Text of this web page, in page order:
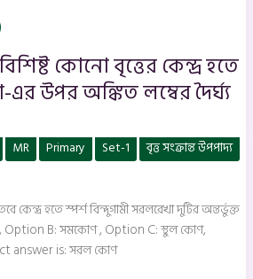
কোনো বৃত্তের কেন্দ্র হতে
এর উপর অঙ্কিত লম্বের দৈর্ঘ্য
MR Primary Set-1
বৃত্ত সংক্রান্ত উপপাদ্য
কেন্দ্র হতে স্পর্শ বিন্দুগামী সরলরেখা দুটির অন্তর্ভুক্ত
B: সমকোণ , Option C: স্থুল কোণ,
answer is: সরল কোণ